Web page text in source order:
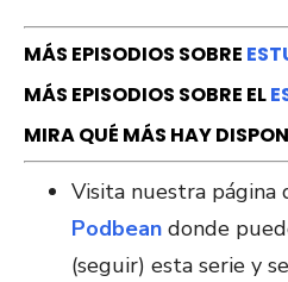
MÁS EPISODIOS SOBRE
MÁS EPISODIOS SOBRE EL
MIRA QUÉ MÁS HAY
Visita nuestra página
Podbean donde
(seguir) esta serie y